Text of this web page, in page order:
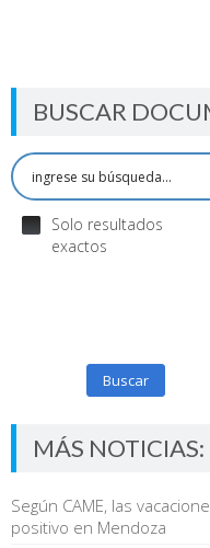
BUSCAR
Solo resultados
exactos
Buscar
MÁS NOTICIAS:
Según CAME, las
positivo en Mendoza